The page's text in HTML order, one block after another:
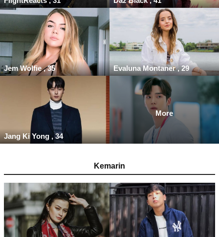
Jem Wolfie , 35 Evaluna Montaner , 29
Jang Ki Yong , 34
More
Kemarin